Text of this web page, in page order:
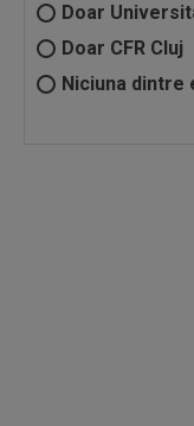
Doar
Doar CFR Cluj
Niciuna dintre